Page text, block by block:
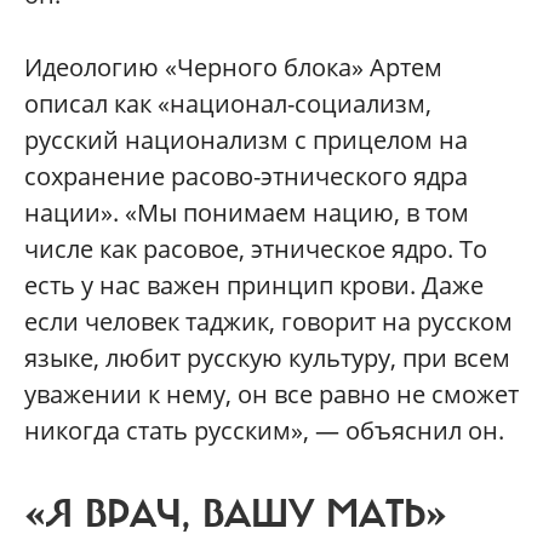
Идеологию «Черного блока» Артем
описал как «национал-социализм,
русский национализм с прицелом на
сохранение расово-этнического ядра
нации». «Мы понимаем нацию, в том
числе как расовое, этническое ядро. То
есть у нас важен принцип крови. Даже
если человек таджик, говорит на русском
языке, любит русскую культуру, при всем
уважении к нему, он все равно не сможет
никогда стать русским», — объяснил он.
«Я ВРАЧ, ВАШУ МАТЬ»